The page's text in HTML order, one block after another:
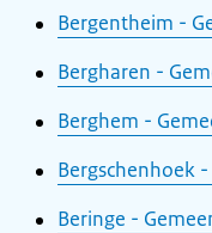
Bergentheim -
Bergharen -
Berghem -
Bergschenhoek
Beringe -